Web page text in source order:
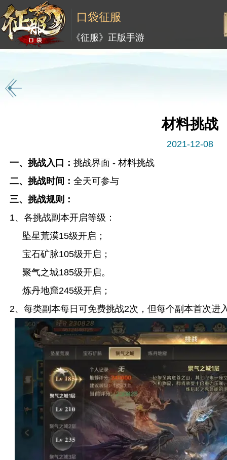
口袋征服
《征服》正版手游
材料挑战
2021-12-08
一、挑战入口： 挑战界面 - 材料挑战
二、挑战时间： 全天可参与
三、挑战规则：
1、各挑战副本开启等级：
坠星荒漠15级开启；
宝石矿脉105级开启；
聚气之城185级开启。
炼丹地窟245级开启；
2、每类副本每日可免费挑战2次，但每个副本首次进